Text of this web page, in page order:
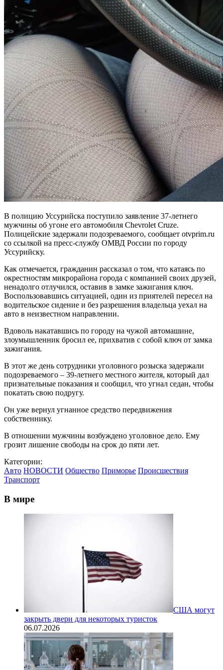
В полицию Уссурийска поступило заявление 37-летнего
мужчины об угоне его автомобиля Chevrolet Cruze.
Полицейские задержали подозреваемого, сообщает otvprim.ru
со ссылкой на пресс-службу ОМВД России по городу
Уссурийску.
Как отмечается, гражданин рассказал о том, что катаясь по
окрестностям микрорайона города с компанией своих друзей,
ненадолго отлучился, оставив в замке зажигания ключ.
Воспользовавшись ситуацией, один из приятелей пересел на
водительское сидение и без разрешения владельца уехал на
авто в неизвестном направлении.
Вдоволь накатавшись по городу на чужой автомашине,
злоумышленник бросил ее, прихватив с собой ключ от замка
зажигания.
В этот же день сотрудники уголовного розыска задержали
подозреваемого – 39-летнего местного жителя, который дал
признательные показания и сообщил, что угнал седан, чтобы
покатать свою подругу.
Он уже вернул угнанное средство передвижения
собственнику.
В отношении мужчины возбуждено уголовное дело. Ему
грозит лишение свободы на срок до пяти лет.
Категории:
Авто НОВОСТИ Общество Приморье Происшествия
Транспорт
В мире
США могут
закрыть двери для некоторых туристок
06.07.2026